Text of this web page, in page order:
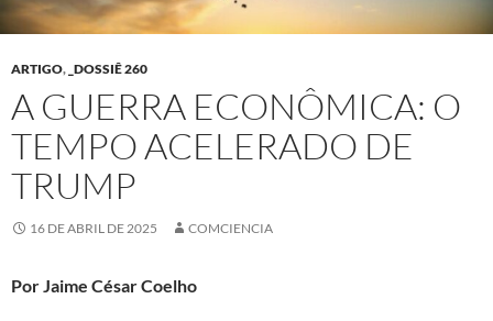
ARTIGO, _DOSSIÊ 260
A GUERRA ECONÔMICA: O
TEMPO ACELERADO DE
TRUMP
16 DE ABRIL DE 2025 COMCIENCIA
Por Jaime César Coelho